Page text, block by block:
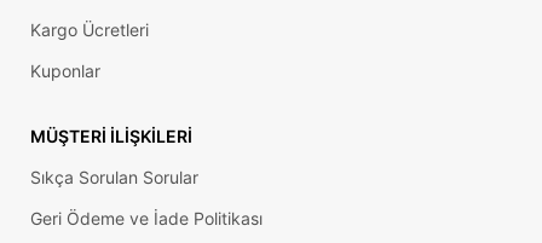
Kargo Ücretleri
Kuponlar
MÜŞTERI İLIŞKILERI
Sıkça Sorulan Sorular
Geri Ödeme ve İade Politikası